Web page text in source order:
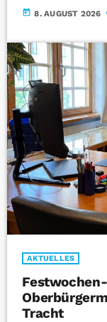
today 8. AUGUST 2026
AKTUELLES
Tracht